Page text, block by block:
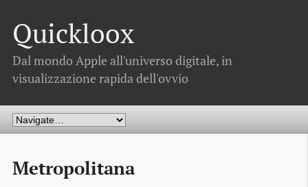
Quickloox
Dal mondo Apple all'universo digitale, in
visualizzazione rapida dell'ovvio
Metropolitana